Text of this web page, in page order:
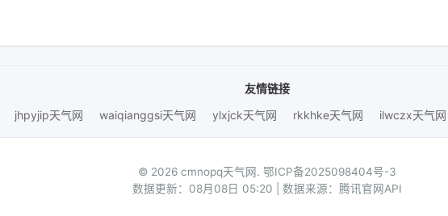
友情链接
jhpyjip天气网
waiqianggsi天气网 ylxjck天气网 rkkhke天气网 ilwczx天气网
© 2026 cmnopq天气网. 鄂ICP备2025098404号-3
数据更新：08月08日 05:20 | 数据来源：腾讯官网API